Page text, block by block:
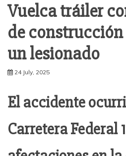
Vuelca tráiler
de
un lesionado
24 July, 2025
El accidente
Carretera Federal